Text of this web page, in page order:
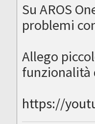
Su AROS
problemi
Allego
funzionalità
https://